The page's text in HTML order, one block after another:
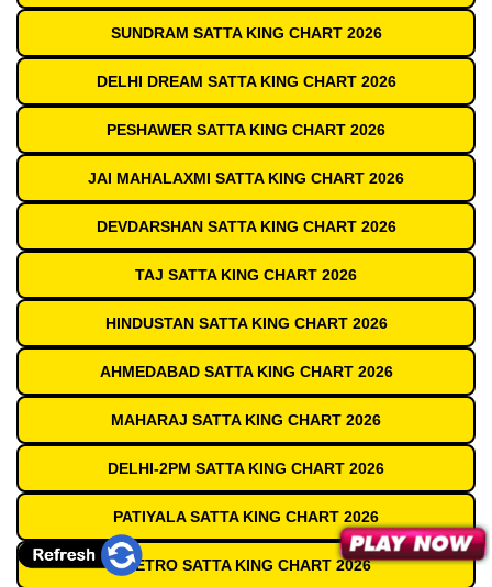
SUNDRAM SATTA KING CHART 2026
DELHI DREAM SATTA KING CHART 2026
PESHAWER SATTA KING CHART 2026
JAI MAHALAXMI SATTA KING CHART 2026
DEVDARSHAN SATTA KING CHART 2026
TAJ SATTA KING CHART 2026
HINDUSTAN SATTA KING CHART 2026
AHMEDABAD SATTA KING CHART 2026
MAHARAJ SATTA KING CHART 2026
DELHI-2PM SATTA KING CHART 2026
PATIYALA SATTA KING CHART 2026
METRO SATTA KING CHART 2026